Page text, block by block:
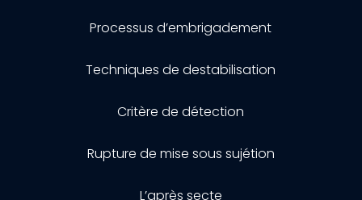
Processus d’embrigadement
Techniques de destabilisation
Critère de détection
Rupture de mise sous sujétion
L’après secte